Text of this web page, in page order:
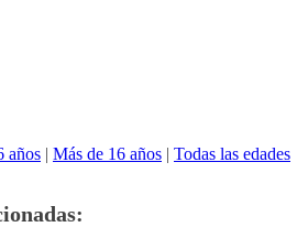
años | Más de 16 años | Todas las edades